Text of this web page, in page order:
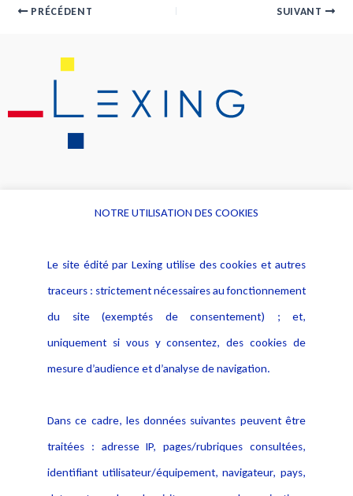
PRÉCÉDENT SUIVANT
Alerte professionnelle
Déclaration d'accessibilité
Notice Légale
Politique de protection des
données
Publications
NOTRE UTILISATION DES COOKIES
Le site édité par Lexing utilise des cookies et autres
traceurs : strictement nécessaires au fonctionnement
du site (exemptés de consentement) ; et,
uniquement si vous y consentez, des cookies de
mesure d’audience et d’analyse de navigation.
Dans ce cadre, les données suivantes peuvent être
traitées : adresse IP, pages/rubriques consultées,
identifiant utilisateur/équipement, navigateur, pays,